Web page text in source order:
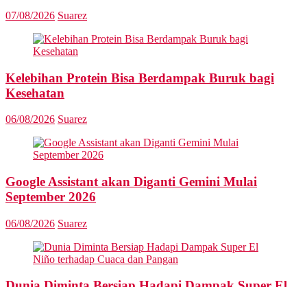
07/08/2026 Suarez
Kelebihan Protein Bisa Berdampak Buruk bagi
Kesehatan
06/08/2026 Suarez
Google Assistant akan Diganti Gemini Mulai
September 2026
06/08/2026 Suarez